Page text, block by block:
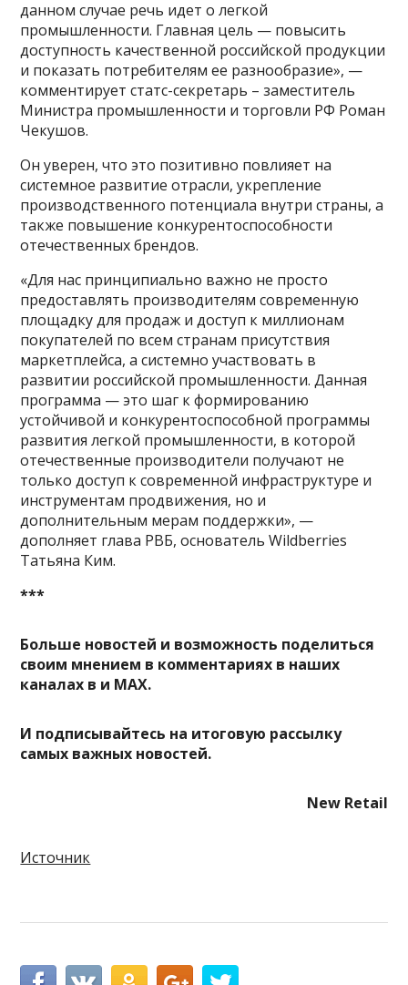
данном случае речь идет о легкой
промышленности. Главная цель — повысить
доступность качественной российской продукции
и показать потребителям ее разнообразие», —
комментирует статс-секретарь – заместитель
Министра промышленности и торговли РФ Роман
Чекушов.
Он уверен, что это позитивно повлияет на
системное развитие отрасли, укрепление
производственного потенциала внутри страны, а
также повышение конкурентоспособности
отечественных брендов.
«Для нас принципиально важно не просто
предоставлять производителям современную
площадку для продаж и доступ к миллионам
покупателей по всем странам присутствия
маркетплейса, а системно участвовать в
развитии российской промышленности. Данная
программа — это шаг к формированию
устойчивой и конкурентоспособной программы
развития легкой промышленности, в которой
отечественные производители получают не
только доступ к современной инфраструктуре и
инструментам продвижения, но и
дополнительным мерам поддержки», —
дополняет глава РВБ, основатель Wildberries
Татьяна Ким.
***
Больше новостей и возможность поделиться
своим мнением в комментариях в наших
каналах в и MAX.
И подписывайтесь на итоговую рассылку
самых важных новостей.
New Retail
Источник